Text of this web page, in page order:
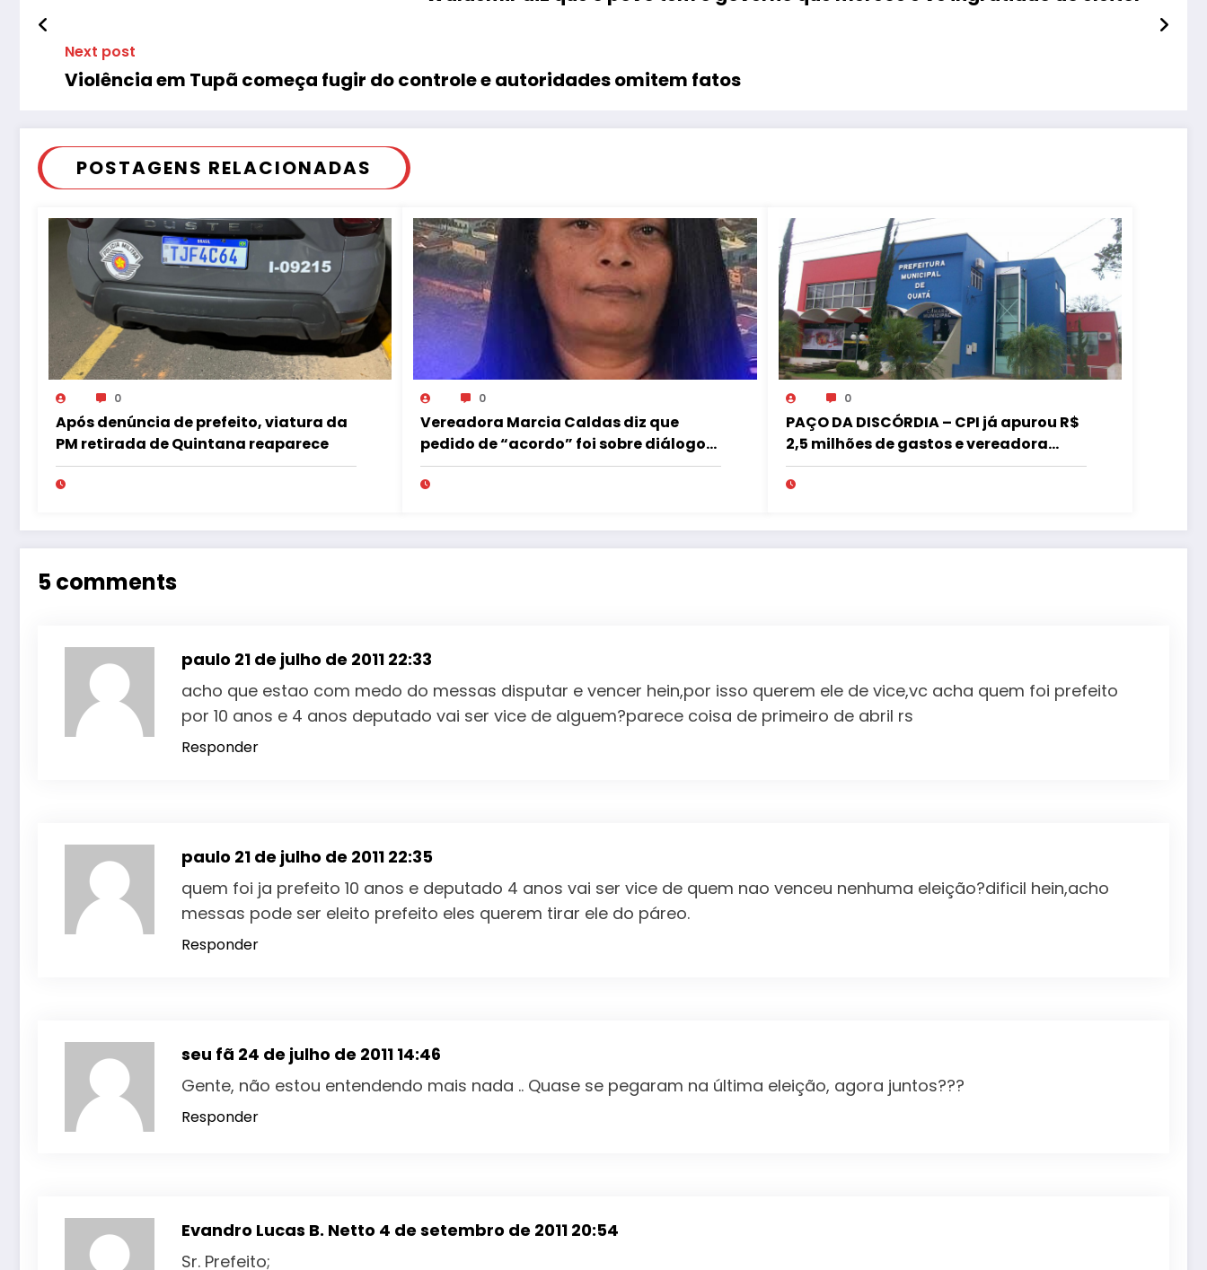
Next post
Violência em Tupã começa fugir do controle e autoridades omitem fatos
POSTAGENS RELACIONADAS
0
Após denúncia de prefeito, viatura da
PM retirada de Quintana reaparece
0
Vereadora Marcia Caldas diz que
pedido de “acordo” foi sobre diálogo
institucional
0
PAÇO DA DISCÓRDIA – CPI já apurou R$
2,5 milhões de gastos e vereadora
pede “acordo” para aprovar R$ 9,5
milhões
5 comments
paulo 21 de julho de 2011 22:33
acho que estao com medo do messas disputar e vencer hein,por isso querem ele de vice,vc acha quem foi prefeito
por 10 anos e 4 anos deputado vai ser vice de alguem?parece coisa de primeiro de abril rs
Responder
paulo 21 de julho de 2011 22:35
quem foi ja prefeito 10 anos e deputado 4 anos vai ser vice de quem nao venceu nenhuma eleição?dificil hein,acho
messas pode ser eleito prefeito eles querem tirar ele do páreo.
Responder
seu fã 24 de julho de 2011 14:46
Gente, não estou entendendo mais nada .. Quase se pegaram na última eleição, agora juntos???
Responder
Evandro Lucas B. Netto 4 de setembro de 2011 20:54
Sr. Prefeito;